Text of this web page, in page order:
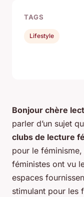
Bonjour chère
parler d’un sujet
clubs de lecture
pour le
féministes ont vu
espaces
stimulant pour les
TAGS
Lifestyle